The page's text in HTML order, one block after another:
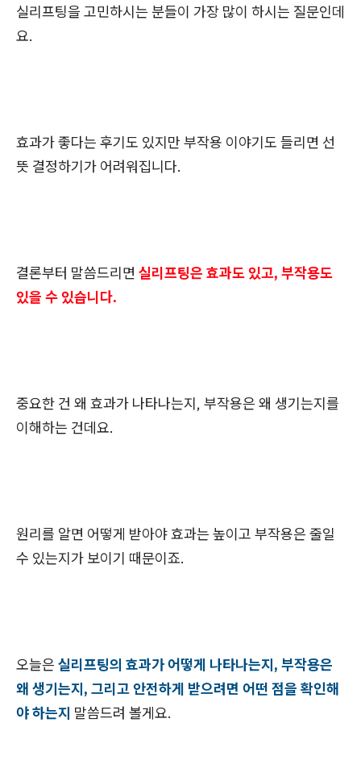
실리프팅을 고민하시는 분들이 가장 많이 하시는 질문인데
요.
효과가 좋다는 후기도 있지만 부작용 이야기도 들리면 선
뜻 결정하기가 어려워집니다.
결론부터 말씀드리면 실리프팅은 효과도 있고, 부작용도
있을 수 있습니다.
중요한 건 왜 효과가 나타나는지, 부작용은 왜 생기는지를
이해하는 건데요.
원리를 알면 어떻게 받아야 효과는 높이고 부작용은 줄일
수 있는지가 보이기 때문이죠.
오늘은 실리프팅의 효과가 어떻게 나타나는지, 부작용은
왜 생기는지, 그리고 안전하게 받으려면 어떤 점을 확인해
야 하는지 말씀드려 볼게요.